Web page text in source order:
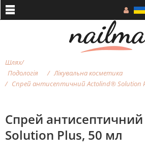
Шлях
Подологія
Лікувальна косметика
Спрей антисептичний Actolind® Solution
Спрей
Solution Plus, 50 мл